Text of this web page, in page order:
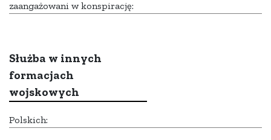
zaangażowani w konspirację:
Służba w innych
formacjach
wojskowych
Polskich: